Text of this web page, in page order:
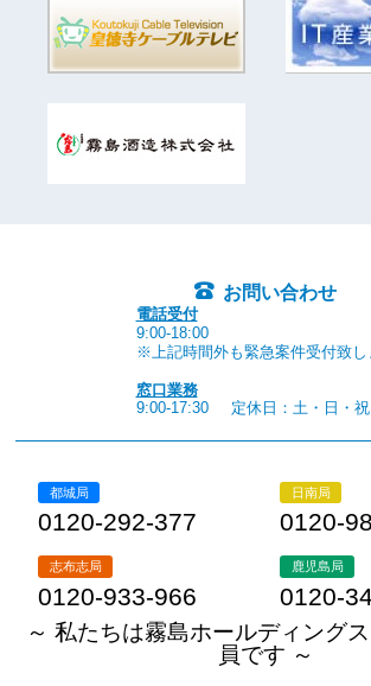
お問い合わせ
電話受付
9:00-18:00
※上記時間外も緊急案件受付致し
窓口業務
9:00-17:30
定休日：土・日・祝
都城局
0120-292-377
日南局
0120-
志布志局
0120-933-966
鹿児島局
0120-
～ 私たちは霧島ホールディング
員です ～